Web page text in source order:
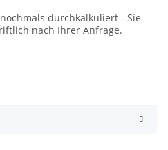
durchkalkuliert - Sie
nach Ihrer Anfrage.